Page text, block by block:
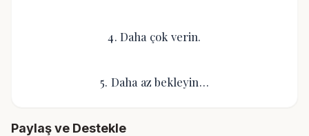
4. Daha çok verin.
5. Daha az bekleyin…
Paylaş ve Destekle